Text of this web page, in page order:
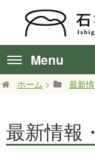
Menu
ホーム > 最新
最新情報